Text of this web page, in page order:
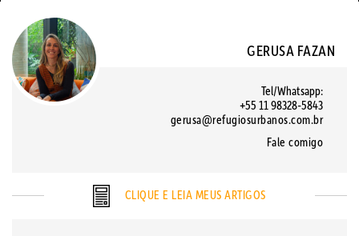
GERUSA FAZAN
Tel/Whatsapp:
+55 11 98328-5843
gerusa@refugiosurbanos.com.br
Fale comigo
CLIQUE E LEIA MEUS ARTIGOS